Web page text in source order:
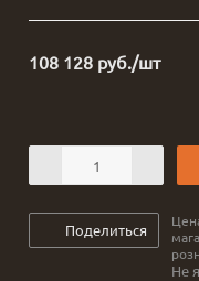
108 128 руб./шт
Поделиться
Не